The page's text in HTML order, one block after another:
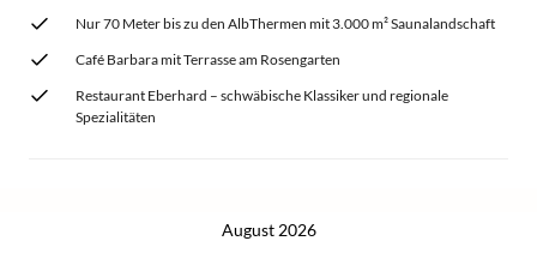
Nur 70 Meter bis zu den AlbThermen mit 3.000 m² Saunalandschaft
Café Barbara mit Terrasse am Rosengarten
Restaurant Eberhard – schwäbische Klassiker und regionale
Spezialitäten
August 2026